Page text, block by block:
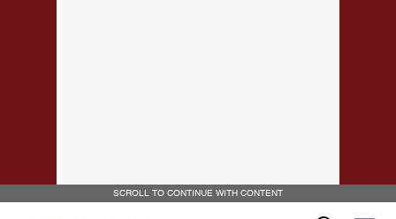
SCROLL TO CONTINUE WITH CONTENT